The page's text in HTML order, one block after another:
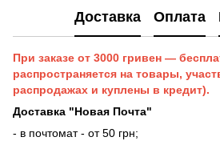
Доставка Оплата
При заказе от 3000 гривен —
распространяется на товары,
распродажах и куплены в кредит).
Доставка "Новая Почта"
- в почтомат - от 50 грн;